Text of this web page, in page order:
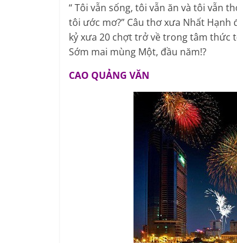
“ Tôi vẫn sống, tôi vẫn ăn và tôi vẫn
tôi ước mơ?” Câu thơ xưa Nhất
kỷ xưa 20 chợt trở về trong tâm thức
Sớm mai mùng Một, đầu năm!?
CAO QUẢNG VĂN